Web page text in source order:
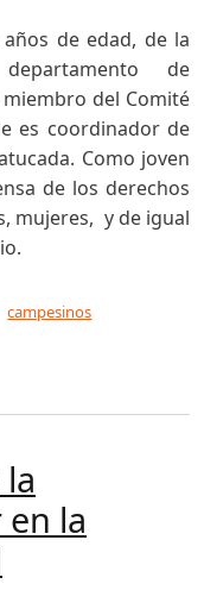
de edad, de la
de
del Comité
es coordinador de
Como joven
de los derechos
mujeres, y de igual
campesinos
la